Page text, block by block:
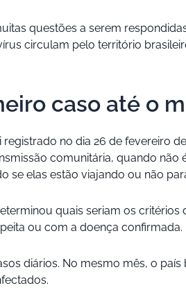
questões a serem
circulam pelo território
caso até o
no dia 26 de fevereiro
comunitária, quando não
se elas estão viajando ou não
quais seriam os
ou com a doença confirmada.
diários. No mesmo mês, o